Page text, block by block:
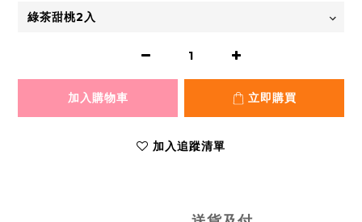
加入購物車 立即購買
加入追蹤清單